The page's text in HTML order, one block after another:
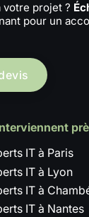
votre projet ?
pour un
IT à Paris
IT à Lyon
IT à
IT à Nantes